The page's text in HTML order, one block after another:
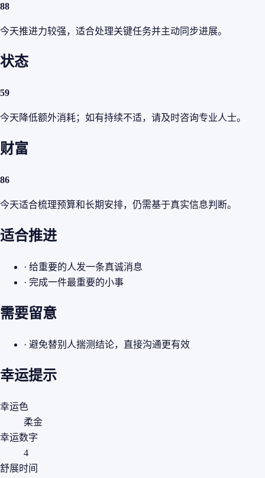
88
今天推进力较强，适合处理关键任务并主动同步进展。
状态
59
今天降低额外消耗；如有持续不适，请及时咨询专业人士。
财富
86
今天适合梳理预算和长期安排，仍需基于真实信息判断。
适合推进
· 给重要的人发一条真诚消息
· 完成一件最重要的小事
需要留意
· 避免替别人揣测结论，直接沟通更有效
幸运提示
幸运色
柔金
幸运数字
4
舒展时间